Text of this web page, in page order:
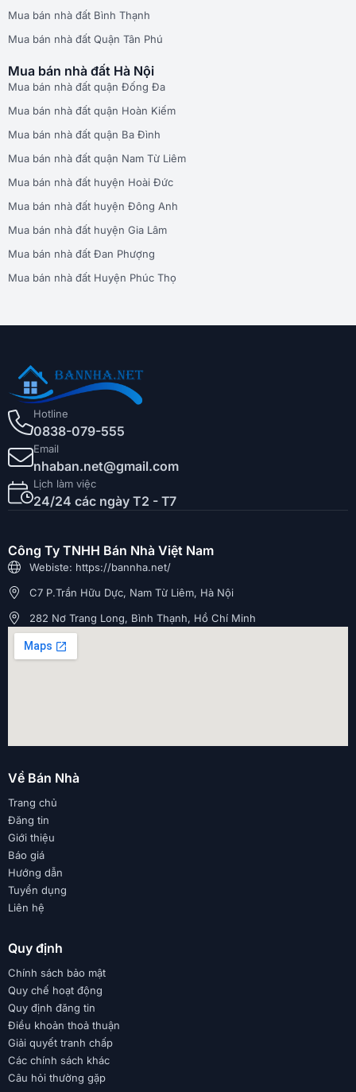
Mua bán nhà đất Bình Thạnh
Mua bán nhà đất Quận Tân Phú
Mua bán nhà đất Hà Nội
Mua bán nhà đất quận Đống Đa
Mua bán nhà đất quận Hoàn Kiếm
Mua bán nhà đất quận Ba Đình
Mua bán nhà đất quận Nam Từ Liêm
Mua bán nhà đất huyện Hoài Đức
Mua bán nhà đất huyện Đông Anh
Mua bán nhà đất huyện Gia Lâm
Mua bán nhà đất Đan Phượng
Mua bán nhà đất Huyện Phúc Thọ
Hotline
0838-079-555
Email
nhaban.net@gmail.com
Lịch làm việc
24/24 các ngày T2 - T7
Công Ty TNHH Bán Nhà Việt Nam
Webiste: https://bannha.net/
C7 P.Trần Hữu Dực, Nam Từ Liêm, Hà Nội
282 Nơ Trang Long, Bình Thạnh, Hồ Chí Minh
Về Bán Nhà
Trang chủ
Đăng tin
Giới thiệu
Báo giá
Hướng dẫn
Tuyển dụng
Liên hệ
Quy định
Chính sách bảo mật
Quy chế hoạt động
Quy định đăng tin
Điều khoản thoả thuận
Giải quyết tranh chấp
Các chính sách khác
Câu hỏi thường gặp